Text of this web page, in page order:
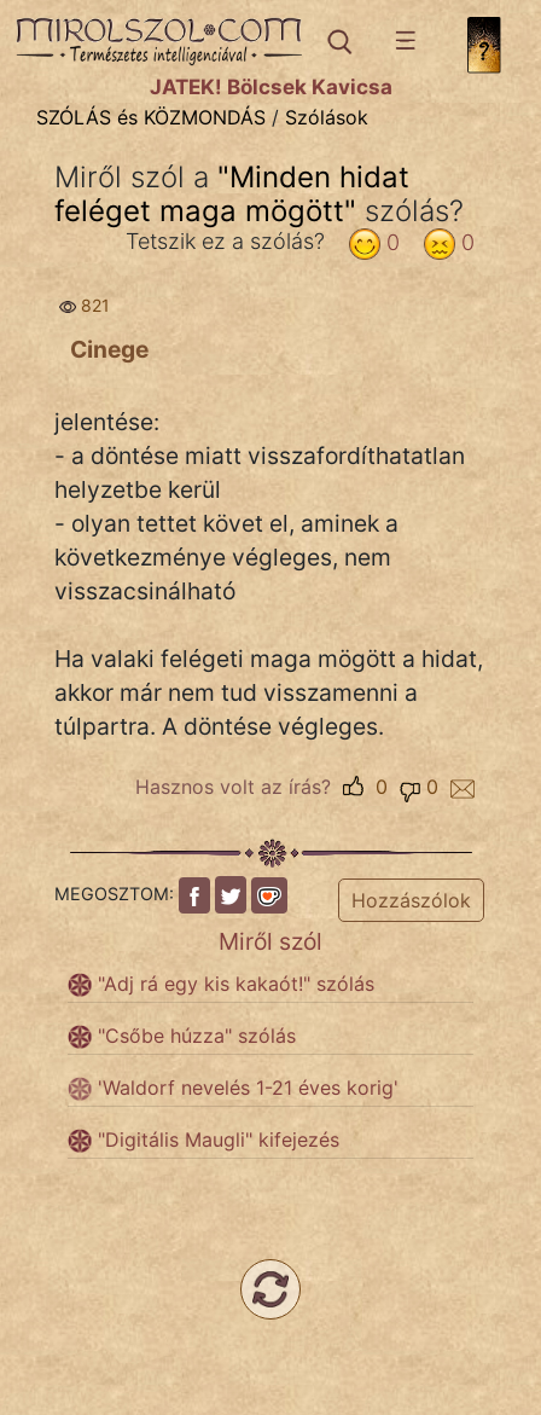
SZÓLÁS ÉS KÖZMONDÁStémák:
Bibliai
Közmondások
Szállóigék
Szóláscsoportok
Szólások
Tréfás
SZÓLÁS
És
KÖZMONDÁS
PSZICHO
ZENE
MAGYARSÁG
És
TÖRTÉNELEM
Népszerű szerzőink:
Jób Gedeon
JÁTÉK! Bölcsek Kavicsa
SZÓLÁS és KÖZMONDÁS / Szólások
Miről szól a "Minden hidat
feléget maga mögött" szólás?
0
0
Tetszik ez a szólás?
821
Cinege
jelentése:
- a döntése miatt visszafordíthatatlan
helyzetbe kerül
- olyan tettet követ el, aminek a
következménye végleges, nem
visszacsinálható
Ha valaki felégeti maga mögött a hidat,
akkor már nem tud visszamenni a
túlpartra. A döntése végleges.
Hasznos volt az írás? 0
0
MEGOSZTOM: Hozzászólok
Miről szól
"Adj rá egy kis kakaót!" szólás
"Csőbe húzza" szólás
'Waldorf nevelés 1-21 éves korig'
"Digitális Maugli" kifejezés